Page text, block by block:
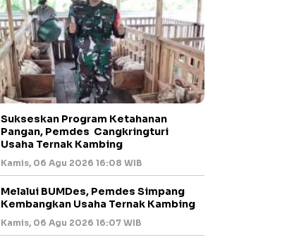
Sukseskan Program Ketahanan
Pangan, Pemdes Cangkringturi
Usaha Ternak Kambing
Kamis, 06 Agu 2026 16:08 WIB
Melalui BUMDes, Pemdes Simpang
Kembangkan Usaha Ternak Kambing
Kamis, 06 Agu 2026 16:07 WIB